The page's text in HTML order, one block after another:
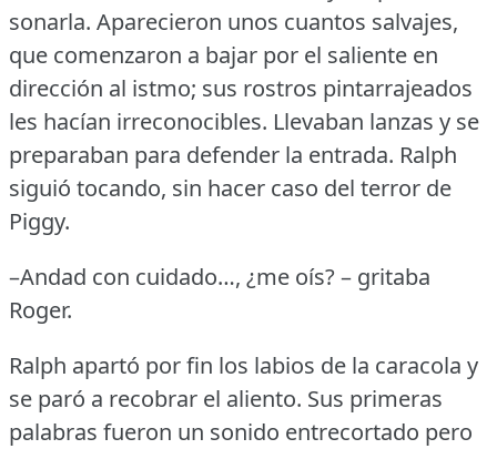
sonarla. Aparecieron unos cuantos salvajes,
que comenzaron a bajar por el saliente en
dirección al istmo; sus rostros pintarrajeados
les hacían irreconocibles. Llevaban lanzas y se
preparaban para defender la entrada. Ralph
siguió tocando, sin hacer caso del terror de
Piggy.
–Andad con cuidado…, ¿me oís?– gritaba
Roger.
Ralph apartó por fin los labios de la caracola y
se paró a recobrar el aliento. Sus primeras
palabras fueron un sonido entrecortado pero